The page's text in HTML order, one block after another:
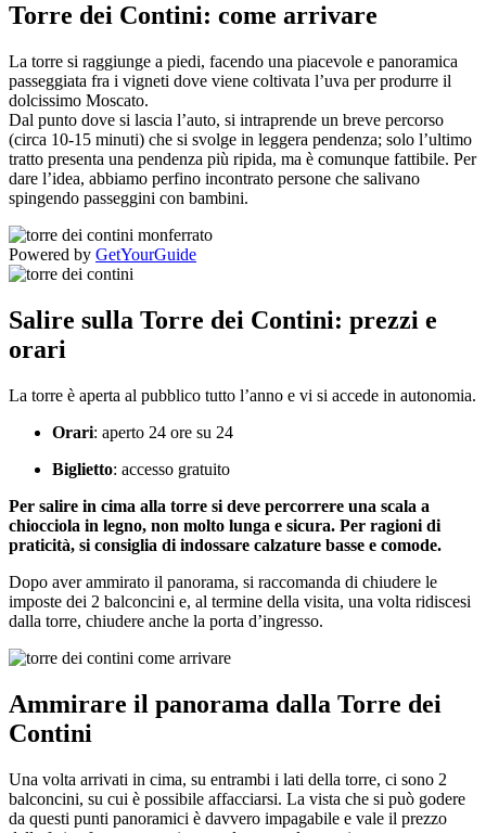
Torre dei Contini: come arrivare
La torre si raggiunge a piedi, facendo una piacevole e panoramica
passeggiata fra i vigneti dove viene coltivata l’uva per produrre il
dolcissimo Moscato.
Dal punto dove si lascia l’auto, si intraprende un breve percorso
(circa 10-15 minuti) che si svolge in leggera pendenza; solo l’ultimo
tratto presenta una pendenza più ripida, ma è comunque fattibile. Per
dare l’idea, abbiamo perfino incontrato persone che salivano
spingendo passeggini con bambini.
Powered by GetYourGuide
Salire sulla Torre dei Contini: prezzi e
orari
La torre è aperta al pubblico tutto l’anno e vi si accede in autonomia.
Orari: aperto 24 ore su 24
Biglietto: accesso gratuito
Per salire in cima alla torre si deve percorrere una scala a
chiocciola in legno, non molto lunga e sicura. Per ragioni di
praticità, si consiglia di indossare calzature basse e comode.
Dopo aver ammirato il panorama, si raccomanda di chiudere le
imposte dei 2 balconcini e, al termine della visita, una volta ridiscesi
dalla torre, chiudere anche la porta d’ingresso.
Ammirare il panorama dalla Torre dei
Contini
Una volta arrivati in cima, su entrambi i lati della torre, ci sono 2
balconcini, su cui è possibile affacciarsi. La vista che si può godere
da questi punti panoramici è davvero impagabile e vale il prezzo